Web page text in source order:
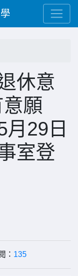
休意
願
29日
室登
： 135